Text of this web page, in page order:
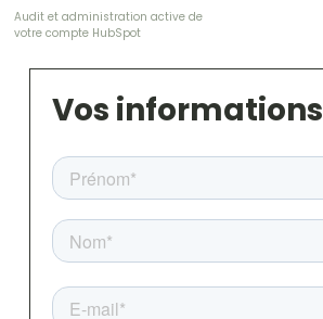
Audit et administration active de
votre compte HubSpot
Vos informations